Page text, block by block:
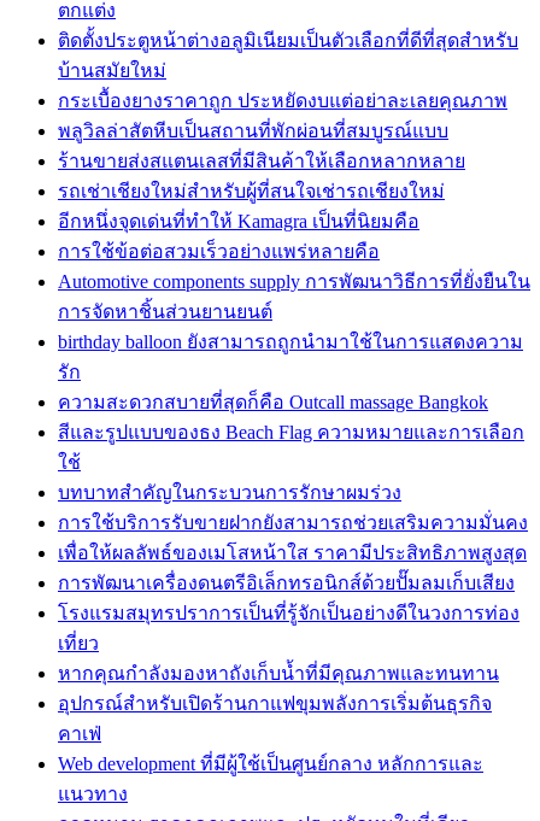
ตกแต่ง
ติดตั้งประตูหน้าต่างอลูมิเนียมเป็นตัวเลือกที่ดีที่สุดสำหรับ
บ้านสมัยใหม่
กระเบื้องยางราคาถูก ประหยัดงบแต่อย่าละเลยคุณภาพ
พลูวิลล่าสัตหีบเป็นสถานที่พักผ่อนที่สมบูรณ์แบบ
ร้านขายส่งสแตนเลสที่มีสินค้าให้เลือกหลากหลาย
รถเช่าเชียงใหม่สำหรับผู้ที่สนใจเช่ารถเชียงใหม่
อีกหนึ่งจุดเด่นที่ทำให้ Kamagra เป็นที่นิยมคือ
การใช้ข้อต่อสวมเร็วอย่างแพร่หลายคือ
Automotive components supply การพัฒนาวิธีการที่ยั่งยืนใน
การจัดหาชิ้นส่วนยานยนต์
birthday balloon ยังสามารถถูกนำมาใช้ในการแสดงความ
รัก
ความสะดวกสบายที่สุดก็คือ Outcall massage Bangkok
สีและรูปแบบของธง Beach Flag ความหมายและการเลือก
ใช้
บทบาทสำคัญในกระบวนการรักษาผมร่วง
การใช้บริการรับขายฝากยังสามารถช่วยเสริมความมั่นคง
เพื่อให้ผลลัพธ์ของเมโสหน้าใส ราคามีประสิทธิภาพสูงสุด
การพัฒนาเครื่องดนตรีอิเล็กทรอนิกส์ด้วยปั๊มลมเก็บเสียง
โรงแรมสมุทรปราการเป็นที่รู้จักเป็นอย่างดีในวงการท่อง
เที่ยว
หากคุณกำลังมองหาถังเก็บน้ำที่มีคุณภาพและทนทาน
อุปกรณ์สำหรับเปิดร้านกาแฟขุมพลังการเริ่มต้นธุรกิจ
คาเฟ่
Web development ที่มีผู้ใช้เป็นศูนย์กลาง หลักการและ
แนวทาง